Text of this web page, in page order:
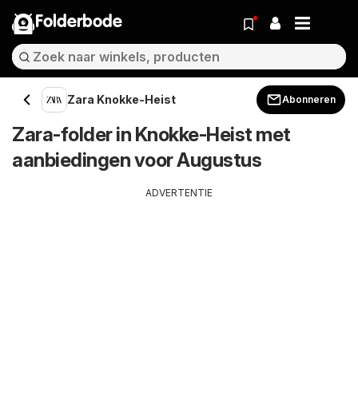
Folderbode
Zara Knokke-Heist Abonneren
Zara-folder in Knokke-Heist met
aanbiedingen voor Augustus
ADVERTENTIE